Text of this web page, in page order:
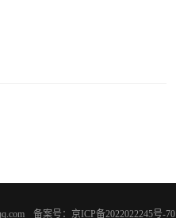
备案号：京ICP备2022022245号-70